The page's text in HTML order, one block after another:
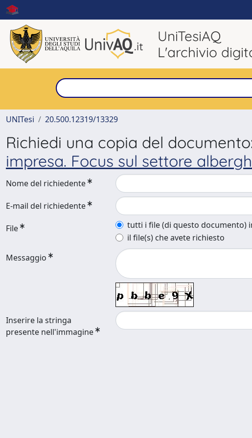
UniTesiAQ
L'archivio
UNITesi
20.500.12319/13329
Richiedi una copia del
impresa. Focus sul settore
Nome del richiedente
E-mail del richiedente
File
tutti i file (di questo documento)
il file(s) che avete richiesto
Messaggio
Inserire la stringa
presente nell'immagine